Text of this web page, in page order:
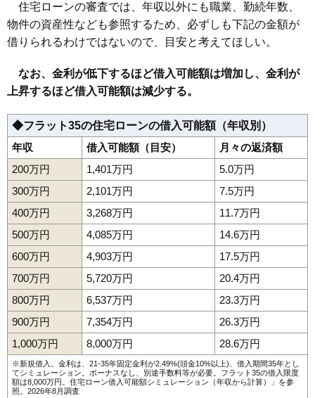
住宅ローンの審査では、年収以外にも職業、勤続年数、
物件の資産性なども参照するため、必ずしも下記の金額が
借りられるわけではないので、目安と考えてほしい。
なお、金利が低下するほど借入可能額は増加し、金利が
上昇するほど借入可能額は減少する。
◆フラット35の住宅ローンの借入可能額（年収別）
年収
借入可能額（目安）
月々の返済額
200万円
1,401万円
5.0万円
300万円
2,101万円
7.5万円
400万円
3,268万円
11.7万円
500万円
4,085万円
14.6万円
600万円
4,903万円
17.5万円
700万円
5,720万円
20.4万円
800万円
6,537万円
23.3万円
900万円
7,354万円
26.3万円
1,000万円
8,000万円 28.6万円
※新規借入。金利は、21-35年固定金利が2.49%(頭金10%以上)、借入期間35年とし
てシミュレーション。ボーナスなし、別途手数料等が必要。フラット35の借入限度
額は8,000万円。 住宅ローン借入可能額シミュレーション（年収から計算）
」を参
照。2026年8月調査